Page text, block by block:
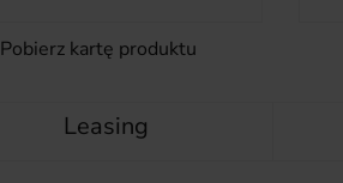
Pobierz kartę produktu
Leasing